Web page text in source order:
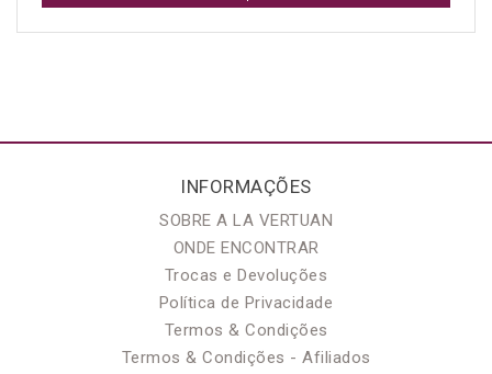
INFORMAÇÕES
SOBRE A LA VERTUAN
ONDE ENCONTRAR
Trocas e Devoluções
Política de Privacidade
Termos & Condições
Termos & Condições - Afiliados